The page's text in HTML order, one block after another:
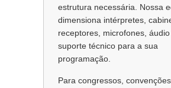
estrutura necessária. Nossa
dimensiona intérpretes,
receptores, microfones,
suporte técnico para a sua
programação.
Para congressos,